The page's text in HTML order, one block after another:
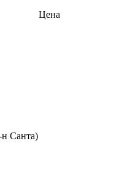
Цена
Санта)